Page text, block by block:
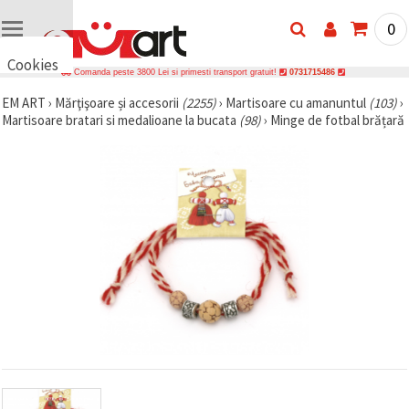
Cookies
vrem să vă
oferim
vă de
0
Comanda peste 3800 Lei si primesti transport gratuit! 0731715486
EM ART › Mărţişoare și accesorii (2255)› Martisoare cu amanuntul (103)›
Martisoare bratari si medalioane la bucata (98)› Minge de fotbal brățară